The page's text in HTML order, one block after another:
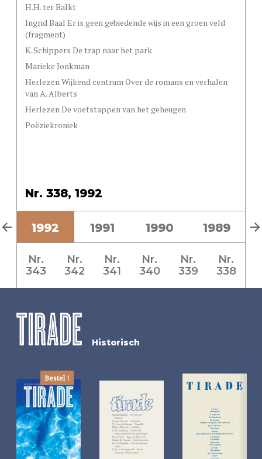
H.H. ter Balkt
Ingrid Baal Er is geen gebiedende wijs in een groen veld
(fragment)
K. Schippers De trap naar het park
Marieke Jonkman
Herlezen Wijkend centrum Over de romans en verhalen
van A. Alberts
Herlezen De voetstappen van het geheugen
Poëziekroniek
Nr. 338, 1992
1992 1991 1990 1989
Nr.
343
Nr.
342
Nr.
341
Nr.
340
Nr.
339
Nr.
338
Historisch
Bestel !